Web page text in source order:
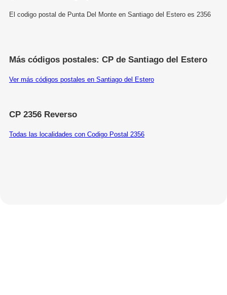
El codigo postal de Punta Del Monte en Santiago del Estero es 2356
Más códigos postales: CP de Santiago del Estero
Ver más códigos postales en Santiago del Estero
CP 2356 Reverso
Todas las localidades con Codigo Postal 2356